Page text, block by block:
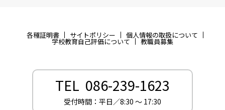
各種証明書 サイトポリシー 個人情報の取扱について
学校教育自己評価について 教職員募集
TEL 086-239-1623
受付時間：平日／8:30 〜 17:30